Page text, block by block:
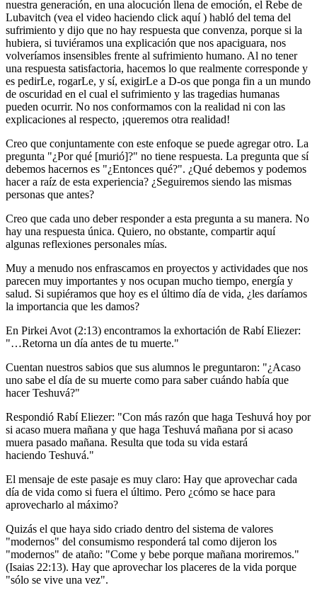
nuestra generación, en una alocución llena de emoción, el Rebe de
Lubavitch (vea el video haciendo click aquí ) habló del tema del
sufrimiento y dijo que no hay respuesta que convenza, porque si la
hubiera, si tuviéramos una explicación que nos apaciguara, nos
volveríamos insensibles frente al sufrimiento humano. Al no tener
una respuesta satisfactoria, hacemos lo que realmente corresponde y
es pedirLe, rogarLe, y sí, exigirLe a D-os que ponga fin a un mundo
de oscuridad en el cual el sufrimiento y las tragedias humanas
pueden ocurrir. No nos conformamos con la realidad ni con las
explicaciones al respecto, ¡queremos otra realidad!
Creo que conjuntamente con este enfoque se puede agregar otro. La
pregunta "¿Por qué [murió]?" no tiene respuesta. La pregunta que sí
debemos hacernos es "¿Entonces qué?". ¿Qué debemos y podemos
hacer a raíz de esta experiencia? ¿Seguiremos siendo las mismas
personas que antes?
Creo que cada uno deber responder a esta pregunta a su manera. No
hay una respuesta única. Quiero, no obstante, compartir aquí
algunas reflexiones personales mías.
Muy a menudo nos enfrascamos en proyectos y actividades que nos
parecen muy importantes y nos ocupan mucho tiempo, energía y
salud. Si supiéramos que hoy es el último día de vida, ¿les daríamos
la importancia que les damos?
En Pirkei Avot (2:13) encontramos la exhortación de Rabí Eliezer:
"…Retorna un día antes de tu muerte."
Cuentan nuestros sabios que sus alumnos le preguntaron: "¿Acaso
uno sabe el día de su muerte como para saber cuándo había que
hacer Teshuvá?"
Respondió Rabí Eliezer: "Con más razón que haga Teshuvá hoy por
si acaso muera mañana y que haga Teshuvá mañana por si acaso
muera pasado mañana. Resulta que toda su vida estará
haciendo Teshuvá."
El mensaje de este pasaje es muy claro: Hay que aprovechar cada
día de vida como si fuera el último. Pero ¿cómo se hace para
aprovecharlo al máximo?
Quizás el que haya sido criado dentro del sistema de valores
"modernos" del consumismo responderá tal como dijeron los
"modernos" de ataño: "Come y bebe porque mañana moriremos."
(Isaias 22:13). Hay que aprovechar los placeres de la vida porque
"sólo se vive una vez".